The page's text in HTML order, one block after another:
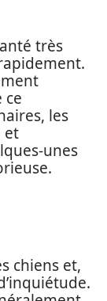
très
ce
les
et
unes
chiens et,